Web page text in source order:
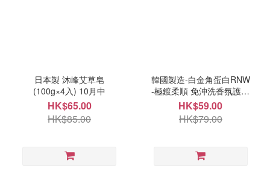
日本製 沐峰艾草皂
(100g×4入) 10月中
HK$65.00
HK$85.00
韓國製造-白金角蛋白RNW
-極鍍柔順 免沖洗香氛護髮
精華75ml 10月中
HK$59.00
HK$79.00